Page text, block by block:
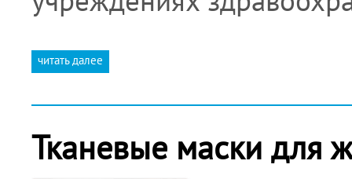
читать далее
Тканевые маски для